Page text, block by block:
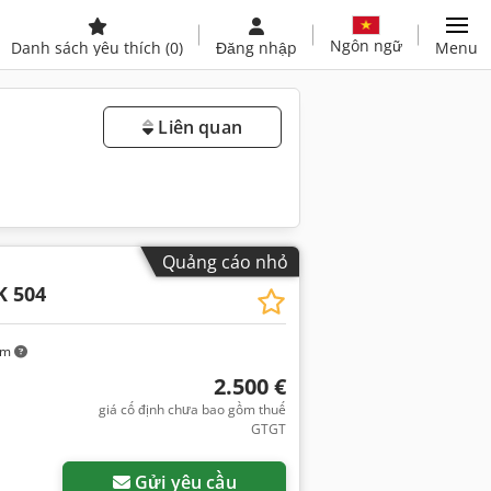
Danh sách yêu thích (0) Đăng nhập Ngôn ngữ Menu
Liên quan
Quảng cáo nhỏ
504
2.500 €
giá cố định chưa bao gồm thuế
GTGT
Gửi yêu cầu